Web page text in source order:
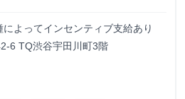
よってインセンティブ支給あり
6 TQ渋谷宇田川町3階